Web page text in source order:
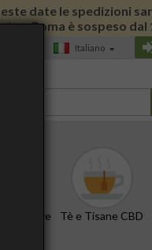
date le spedizioni
a Roma è sospeso dal
Italiano
e Tinture Tè e Tisane CBD